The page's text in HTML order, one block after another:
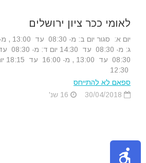
לאומי ככר ציון ירושלים
ספאם לא להתייחס